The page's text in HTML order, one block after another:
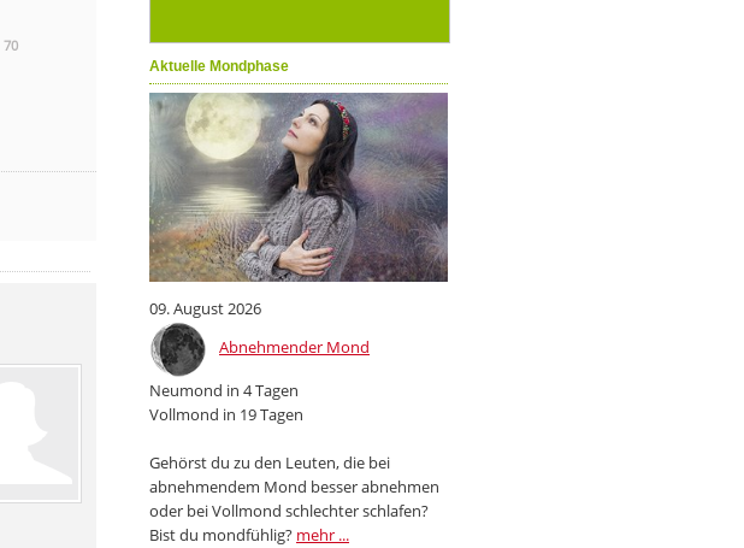
Aktuelle Mondphase
09. August 2026
Abnehmender Mond
Neumond in 4 Tagen
Vollmond in 19 Tagen
Gehörst du zu den Leuten, die bei
abnehmendem Mond besser abnehmen
oder bei Vollmond schlechter schlafen?
Bist du mondfühlig? mehr ...
70